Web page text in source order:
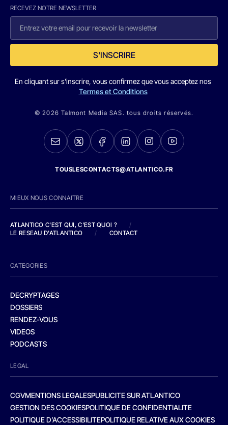
RECEVEZ NOTRE NEWSLETTER
S'INSCRIRE
En cliquant sur s'inscrire, vous confirmez que vous acceptez nos
Termes et Conditions
© 2026 Talmont Media SAS. tous droits réservés.
TOUSLESCONTACTS@ATLANTICO.FR
MIEUX NOUS CONNAITRE
ATLANTICO C'EST QUI, C'EST QUOI ?
/
LE RESEAU D'ATLANTICO
/ CONTACT
CATEGORIES
DECRYPTAGES
DOSSIERS
RENDEZ-VOUS
VIDEOS
PODCASTS
LEGAL
CGVMENTIONS LEGALESPUBLICITE SUR ATLANTICO
GESTION DES COOKIESPOLITIQUE DE CONFIDENTIALITE
POLITIQUE D’ACCESSIBILITEPOLITIQUE RELATIVE AUX COOKIES